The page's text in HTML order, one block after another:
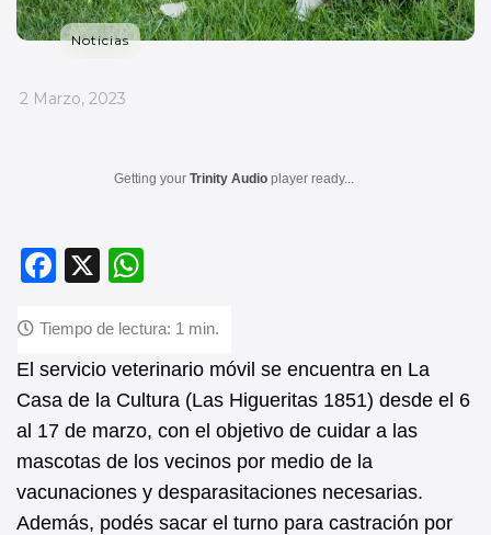
Noticias
_
2 Marzo, 2023
Getting your Trinity Audio player ready...
F
c
e
b
o
o
k
X
at
s
A
p
p
El servicio veterinario móvil se encuentra en La
Casa de la Cultura (Las Higueritas 1851) desde el 6
al 17 de marzo, con el objetivo de cuidar a las
mascotas de los vecinos por medio de la
vacunaciones y desparasitaciones necesarias.
Además, podés sacar el turno para castración por